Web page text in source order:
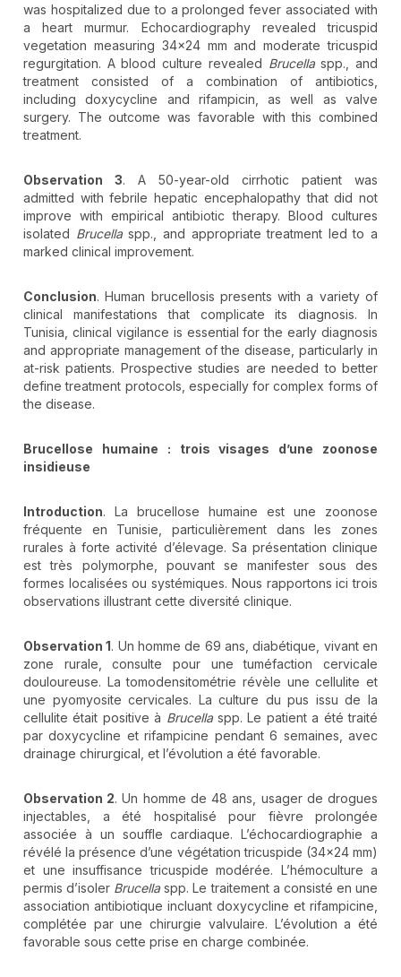
was hospitalized due to a prolonged fever associated with
a heart murmur. Echocardiography revealed tricuspid
vegetation measuring 34×24 mm and moderate tricuspid
regurgitation. A blood culture revealed Brucellaspp., and
treatment consisted of a combination of antibiotics,
including doxycycline and rifampicin, as well as valve
surgery. The outcome was favorable with this combined
treatment.
Observation 3. A 50-year-old cirrhotic patient was
admitted with febrile hepatic encephalopathy that did not
improve with empirical antibiotic therapy. Blood cultures
isolated Brucellaspp., and appropriate treatment led to a
marked clinical improvement.
Conclusion. Human brucellosis presents with a variety of
clinical manifestations that complicate its diagnosis. In
Tunisia, clinical vigilance is essential for the early diagnosis
and appropriate management of the disease, particularly in
at-risk patients. Prospective studies are needed to better
define treatment protocols, especially for complex forms of
the disease.
Brucellose humaine : trois visages d’une zoonose
insidieuse
Introduction. La brucellose humaine est une zoonose
fréquente en Tunisie, particulièrement dans les zones
rurales à forte activité d’élevage. Sa présentation clinique
est très polymorphe, pouvant se manifester sous des
formes localisées ou systémiques. Nous rapportons ici trois
observations illustrant cette diversité clinique.
Observation 1. Un homme de 69 ans, diabétique, vivant en
zone rurale, consulte pour une tuméfaction cervicale
douloureuse. La tomodensitométrie révèle une cellulite et
une pyomyosite cervicales. La culture du pus issu de la
cellulite était positive à Brucellaspp. Le patient a été traité
par doxycycline et rifampicine pendant 6 semaines, avec
drainage chirurgical, et l’évolution a été favorable.
Observation 2. Un homme de 48 ans, usager de drogues
injectables, a été hospitalisé pour fièvre prolongée
associée à un souffle cardiaque. L’échocardiographie a
révélé la présence d’une végétation tricuspide (34×24 mm)
et une insuffisance tricuspide modérée. L’hémoculture a
permis d’isoler Brucella spp. Le traitement a consisté en une
association antibiotique incluant doxycycline et rifampicine,
complétée par une chirurgie valvulaire. L’évolution a été
favorable sous cette prise en charge combinée.